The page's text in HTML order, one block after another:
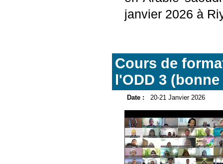
janvier 2026 à
Cours de
l'ODD 3
Date : 20-21 Janvier 2026